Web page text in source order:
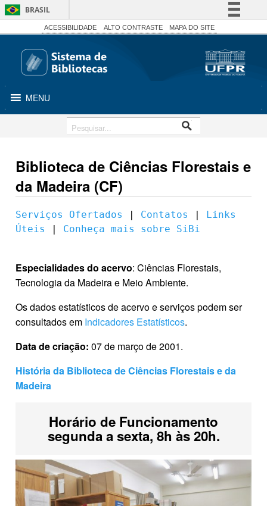
BRASIL
Simplifique!
Canais
ACESSIBILIDADE ALTO CONTRASTE MAPA DO SITE
MENU
Biblioteca de Ciências Florestais e
da Madeira (CF)
Serviços Ofertados | Contatos | Links
Úteis
| Conheça mais sobre SiBi
Especialidades do acervo: Ciências Florestais,
Tecnologia da Madeira e Meio Ambiente.
Os dados estatísticos de acervo e serviços podem ser
consultados em Indicadores Estatísticos.
Data de criação: 07 de março de 2001.
História da Biblioteca de Ciências Florestais e da
Madeira
Horário de Funcionamento
segunda a sexta, 8h às 20h.